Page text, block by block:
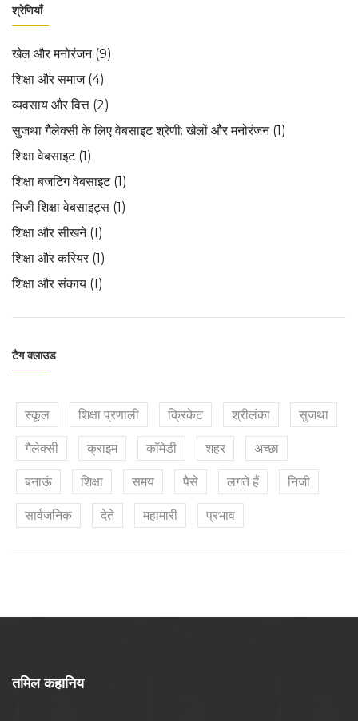
श्रेणियाँ
खेल और मनोरंजन (9)
शिक्षा और समाज (4)
व्यवसाय और वित्त (2)
सुजथा गैलेक्सी के लिए वेबसाइट श्रेणी: खेलों और मनोरंजन (1)
शिक्षा वेबसाइट (1)
शिक्षा बजटिंग वेबसाइट (1)
निजी शिक्षा वेबसाइट्स (1)
शिक्षा और सीखने (1)
शिक्षा और करियर (1)
शिक्षा और संकाय (1)
टैग क्लाउड
स्कूल शिक्षा प्रणाली क्रिकेट श्रीलंका सुजथा
गैलेक्सी क्राइम कॉमेडी शहर अच्छा
बनाऊं शिक्षा समय पैसे लगते हैं निजी
सार्वजनिक देते महामारी प्रभाव
तमिल कहानिय